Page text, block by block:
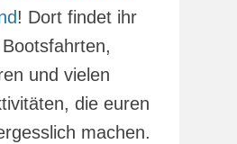
! Dort findet ihr
und vielen
die euren
machen.